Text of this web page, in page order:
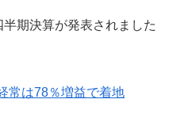
期決算が発表されました
常は78％増益で着地